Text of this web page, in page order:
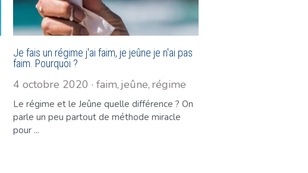
Je fais un régime j'ai faim, je jeûne je n'ai pas
faim. Pourquoi ?
4 octobre 2020 · faim, jeûne, régime
Le régime et le Jeûne quelle différence ? On
parle un peu partout de méthode miracle
pour ...